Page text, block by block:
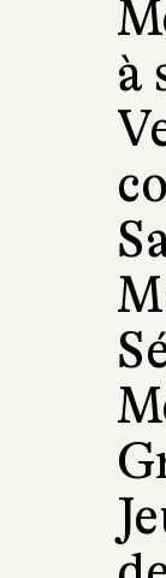
à